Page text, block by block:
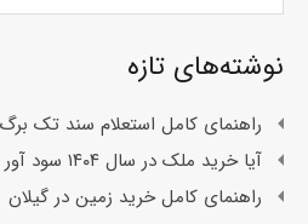
نوشته‌های تازه
راهنمای کامل استعلام سند تک
آیا خرید ملک در سال ۱۴۰۴ سود آور است؟
راهنمای کامل خرید زمین در گیلان